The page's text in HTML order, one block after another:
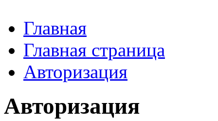
Главная
Главная страница
Авторизация
Авторизация